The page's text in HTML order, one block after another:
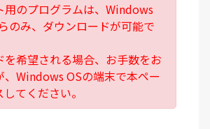
WiFi
VPN
Storage
用のプログラムは、Windows
のみ、ダウンロードが可能で
を希望される場合、お手数をお
、Windows OSの端末で本ペー
てください。